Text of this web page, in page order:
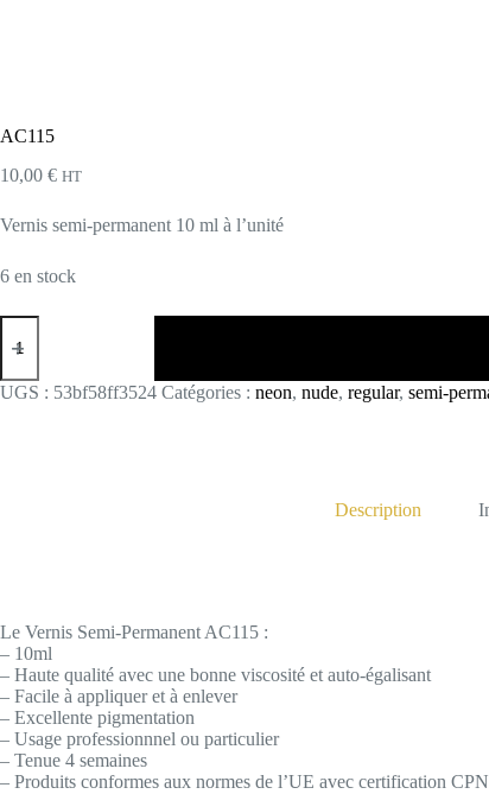
AC115
10,00 € HT
Vernis semi-permanent 10 ml à l’unité
6 en stock
quantité
de
UGS : 53bf58ff3524 Catégories : neon, nude, regular, semi-
Description
Le Vernis Semi-Permanent AC115 :
– 10ml
– Haute qualité avec une bonne viscosité et auto-égalisant
– Facile à appliquer et à enlever
– Excellente pigmentation
– Usage professionnnel ou particulier
– Tenue 4 semaines
– Produits conformes aux normes de l’UE avec certification